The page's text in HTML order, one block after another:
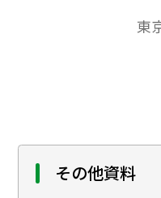
防災教育の視点東
その他資料